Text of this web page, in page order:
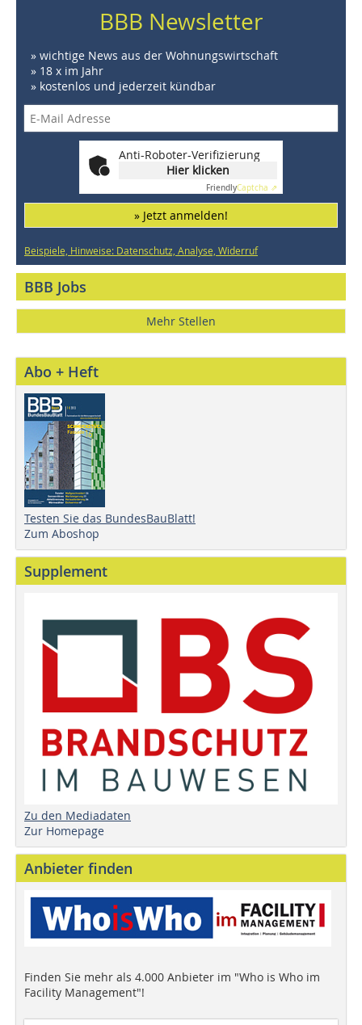
BBB Newsletter
» wichtige News aus der Wohnungswirtschaft
» 18 x im Jahr
» kostenlos und jederzeit kündbar
Anti-Roboter-Verifizierung
Hier klicken
FriendlyCaptcha ⇗
» Jetzt anmelden!
Beispiele, Hinweise: Datenschutz, Analyse, Widerruf
BBB Jobs
Mehr Stellen
Abo + Heft
Testen Sie das BundesBauBlatt!
Zum Aboshop
Supplement
Zu den Mediadaten
Zur Homepage
Anbieter finden
Finden Sie mehr als 4.000 Anbieter im "Who is Who im
Facility Management"!